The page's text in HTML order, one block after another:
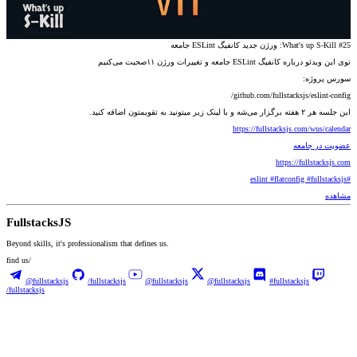
What's up S-Kill #25: ورژن جدید کانفیگ ESLint جامعه
توی این ویدئو درباره کانفیگ ESLint جامعه و تغییرات ورژن ۱۱صحبت می‌کنیم
سورس پروژه:
github.com/fullstacksjs/eslint-config/
این جلسه هر ۲ هفته برگزار می‌شه و با لینک زیر میتونید به تقویمتون اضافه کنید.
https://fullstacksjs.com/wus/calendar
عضویت در جامعه
https://fullstacksjs.com
#eslint #flatconfig #fullstacksjs
مشاهده
FullstacksJS
Beyond skills, it's professionalism that defines us.
find us/
@fullstacksjs /fullstacksjs @fullstacksjs @fullstacksjs
#fullstacksjs
/fullstacksjs